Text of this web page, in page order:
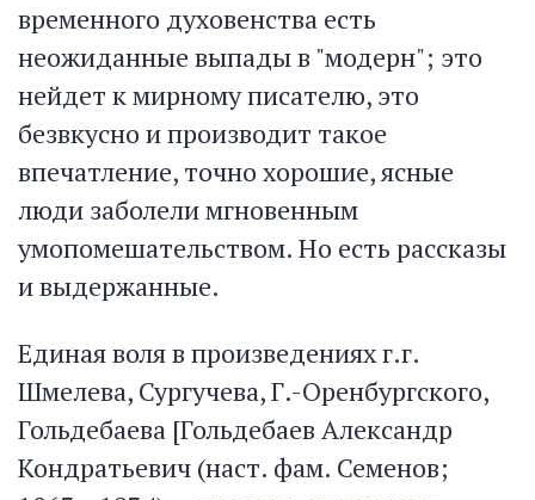
временного духовенства есть
неожиданные выпады в "модерн"; это
нейдет к мирному писателю, это
безвкусно и производит такое
впечатление, точно хорошие, ясные
люди заболели мгновенным
умопомешательством. Но есть рассказы
и выдержанные.
Единая воля в произведениях г.г.
Шмелева, Сургучева, Г.-Оренбургского,
Гольдебаева [Гольдебаев Александр
Кондратьевич (наст. фам. Семенов;